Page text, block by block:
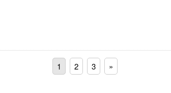
1 2 3 »